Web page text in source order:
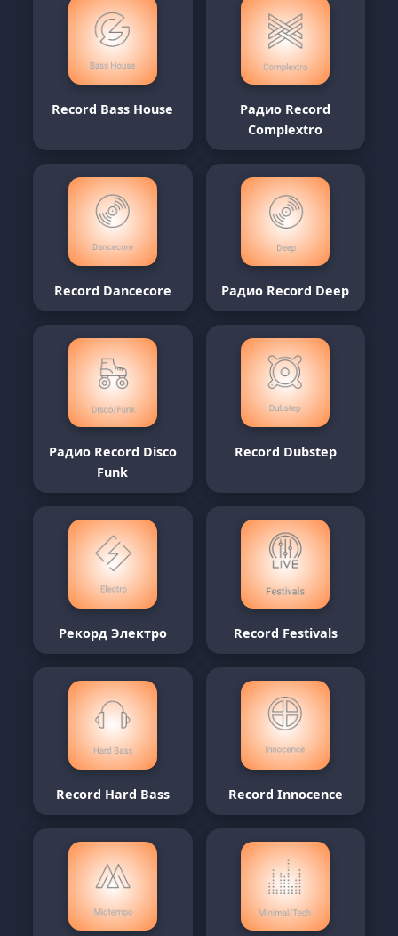
Record Bass House
Радио Record
Complextro
Record Dancecore Радио Record Deep
Радио Record Disco
Funk
Record Dubstep
Рекорд Электро Record Festivals
Record Hard Bass Record Innocence